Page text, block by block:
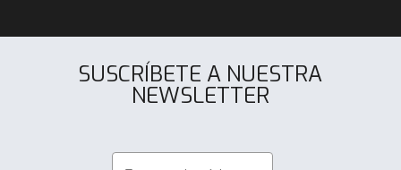
SUSCRÍBETE A NUESTRA
NEWSLETTER